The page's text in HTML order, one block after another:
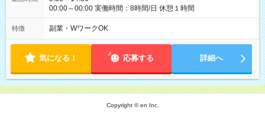
00:00～00:00 実働時間：8時間/日 休憩１時間
特徴 副業・WワークOK
気になる！ 応募する 詳細へ
Copyright © en Inc.